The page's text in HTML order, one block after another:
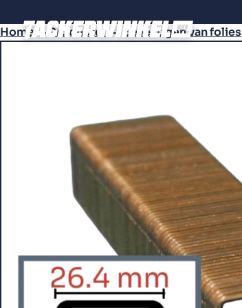
Bevestiging­s­materialen
Compressors en toebehoren
Combideals
Accessoires
Home Producten Bevestigen van folies